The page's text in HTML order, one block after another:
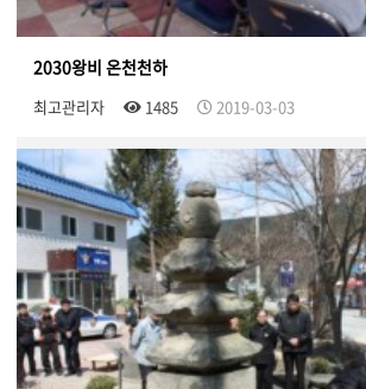
2030왕비 온천천하
최고관리자 1485 2019-03-03